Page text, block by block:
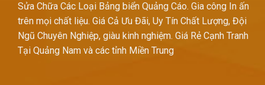
Sửa Chữa Các Loại Bảng biển Quảng Cáo. Gia công In ấn
trên mọi chất liệu. Giá Cả Ưu Đãi, Uy Tín Chất Lượng, Đội
Ngũ Chuyên Nghiệp, giàu kinh nghiệm. Giá Rẻ Cạnh Tranh
Tại Quảng Nam và các tỉnh Miền Trung